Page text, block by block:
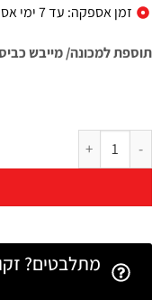
זמן אספקה: עד 7 ימי אספקה
תוספת למכונה/ מייבש
מתלבטים?